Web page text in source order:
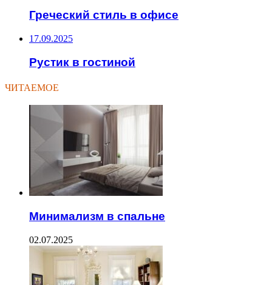
Греческий стиль в офисе
17.09.2025
Рустик в гостиной
ЧИТАЕМОЕ
Минимализм в спальне
02.07.2025